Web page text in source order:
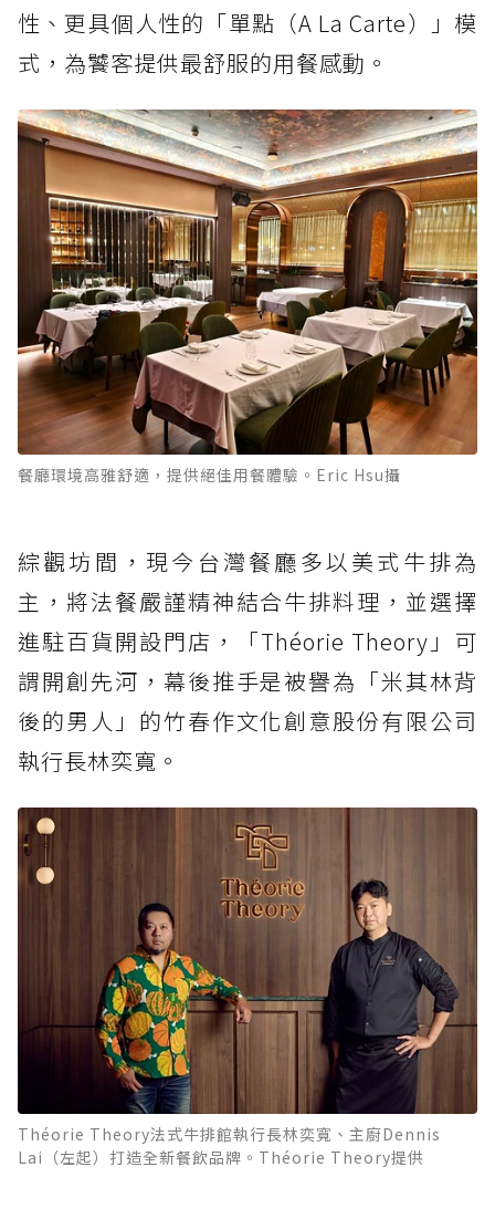
性、更具個人性的「單點（A La Carte）」模
式，為饕客提供最舒服的用餐感動。
餐廳環境高雅舒適，提供絕佳用餐體驗。Eric Hsu攝
綜觀坊間，現今台灣餐廳多以美式牛排為
主，將法餐嚴謹精神結合牛排料理，並選擇
進駐百貨開設門店，「Théorie Theory」可
謂開創先河，幕後推手是被譽為「米其林背
後的男人」的竹春作文化創意股份有限公司
執行長林奕寬。
Théorie Theory法式牛排館執行長林奕寬、主廚Dennis
Lai（左起）打造全新餐飲品牌。Théorie Theory提供